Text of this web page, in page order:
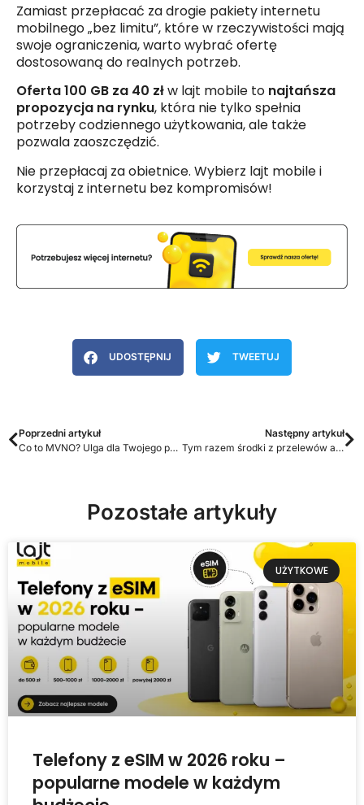
Zamiast przepłacać za drogie pakiety internetu
mobilnego „bez limitu”, które w rzeczywistości mają
swoje ograniczenia, warto wybrać ofertę
dostosowaną do realnych potrzeb.
Oferta 100 GB za 40 złw lajt mobile to najtańsza
propozycja na rynku, która nie tylko spełnia
potrzeby codziennego użytkowania, ale także
pozwala zaoszczędzić.
Nie przepłacaj za obietnice. Wybierz lajt mobile i
korzystaj z internetu bez kompromisów!
UDOSTĘPNIJ TWEETUJ
Poprzedni artykuł
Co to MVNO? Ulga dla Twojego portfela
Następny artykuł
Tym razem środki z przelewów autoryzacyjnych trafiły do Klekusiowa
Pozostałe artykuły
UŻYTKOWE
Telefony z eSIM w 2026 roku –
popularne modele w każdym